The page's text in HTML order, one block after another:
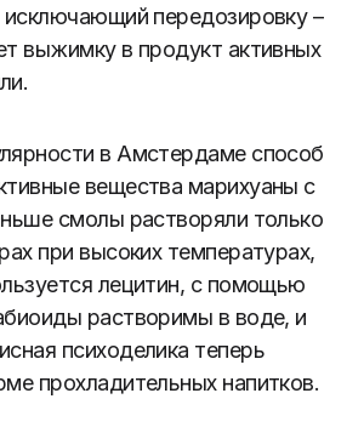
исключающий передозировку –
выжимку в продукт активных
в Амстердаме способ
вещества марихуаны с
смолы растворяли только
при высоких температурах,
лецитин, с помощью
растворимы в воде, и
психоделика теперь
прохладительных напитков.